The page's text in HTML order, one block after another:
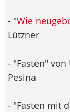
- "Wie
Lützner
- "Fasten"
Pesina
- "Fasten mit